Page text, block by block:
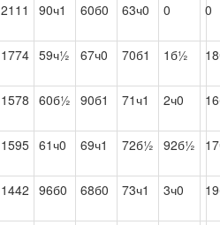
2111 90ч1 60б0 63ч0 0 0
1774 59ч½ 67ч0 70б1 1б½
1578 60б½ 90б1 71ч1 2ч0
1595 61ч0 69ч1 72б½ 92б½
1442 96б0 68б0 73ч1 3ч0